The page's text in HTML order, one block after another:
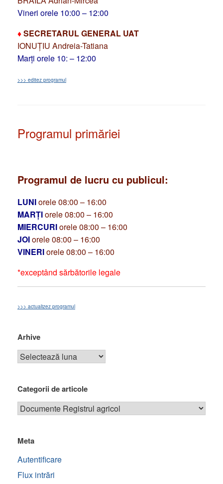
Vineri orele 10:00 – 12:00
♦SECRETARUL GENERAL UAT
IONUȚIU Andreia-Tatiana
Marți orele 10: – 12:00
>>> editez programul
Programul primăriei
Programul de lucru cu publicul:
LUNIorele 08:00 – 16:00
MARȚIorele 08:00 – 16:00
MIERCURIorele 08:00 – 16:00
JOIorele 08:00 – 16:00
VINERIorele 08:00 – 16:00
*exceptând sărbătorile legale
>>> actualizez programul
Arhive
Categorii de articole
Meta
Autentificare
Flux intrări